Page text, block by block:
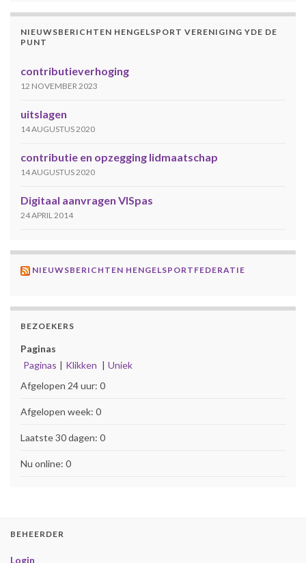
NIEUWSBERICHTEN HENGELSPORT VERENIGING YDE DE
PUNT
contributieverhoging
12 NOVEMBER 2023
uitslagen
14 AUGUSTUS 2020
contributie en opzegging lidmaatschap
14 AUGUSTUS 2020
Digitaal aanvragen VISpas
24 APRIL 2014
NIEUWSBERICHTEN HENGELSPORTFEDERATIE
BEZOEKERS
Paginas
Paginas | Klikken | Uniek
Afgelopen 24 uur: 0
Afgelopen week: 0
Laatste 30 dagen: 0
Nu online: 0
BEHEERDER
Login